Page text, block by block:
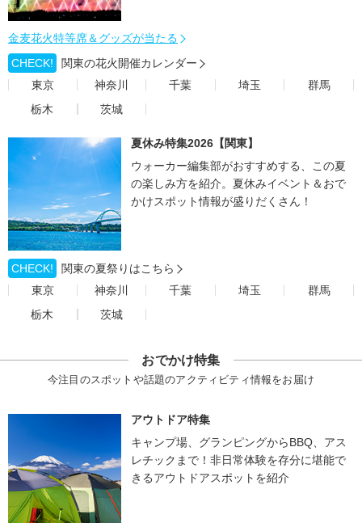
金麦花火特等席＆グッズが当たる
CHECK!
関東の花火開催カレンダー
東京
神奈川 千葉 埼玉
群馬
栃木
茨城
夏休み特集2026【関東】
ウォーカー編集部がおすすめする、この夏
の楽しみ方を紹介。夏休みイベント＆おで
かけスポット情報が盛りだくさん！
CHECK!
関東の夏祭りはこちら
東京
神奈川 千葉 埼玉
群馬
栃木
茨城
おでかけ特集
今注目のスポットや話題のアクティビティ情報をお届け
アウトドア特集
キャンプ場、グランピングからBBQ、アス
レチックまで！非日常体験を存分に堪能で
きるアウトドアスポットを紹介